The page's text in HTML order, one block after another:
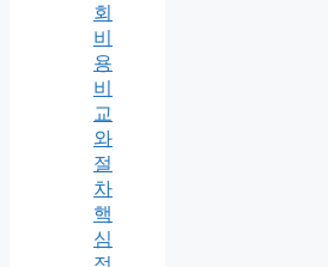
회
비
용
비
교
와
절
차
핵
심